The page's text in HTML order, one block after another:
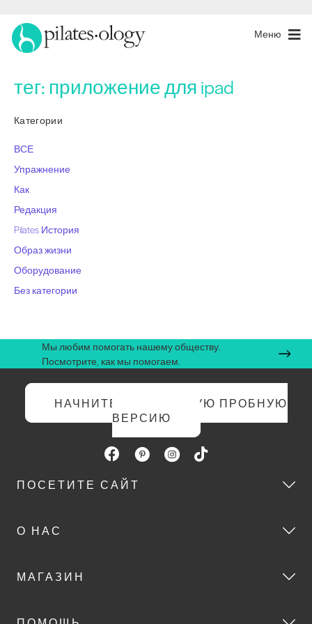
Меню
тег: приложение для ipad
Категории
ВСЕ
Упражнение
Как
Редакция
Pilates История
Образ жизни
Оборудование
Без категории
Мы любим помогать нашему обществу.
Посмотрите, как мы помогаем.
НАЧНИТЕ БЕСПЛАТНУЮ ПРОБНУЮ
ВЕРСИЮ
ПОСЕТИТЕ САЙТ
О НАС
МАГАЗИН